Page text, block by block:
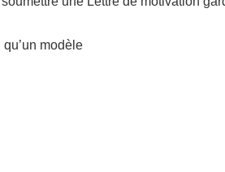
modèle